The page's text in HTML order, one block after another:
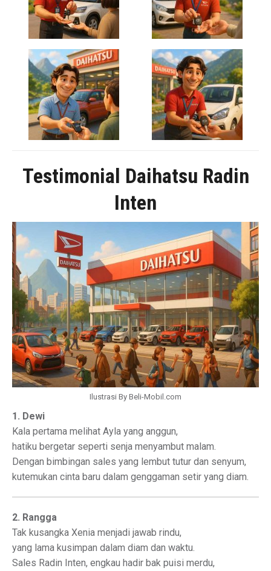
Testimonial Daihatsu Radin
Inten
Ilustrasi By Beli-Mobil.com
1. Dewi
Kala pertama melihat Ayla yang anggun,
hatiku bergetar seperti senja menyambut malam.
Dengan bimbingan sales yang lembut tutur dan senyum,
kutemukan cinta baru dalam genggaman setir yang diam.
2. Rangga
Tak kusangka Xenia menjadi jawab rindu,
yang lama kusimpan dalam diam dan waktu.
Sales Radin Inten, engkau hadir bak puisi merdu,